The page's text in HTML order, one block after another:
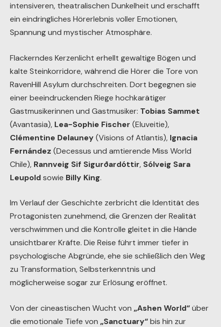
intensiveren, theatralischen Dunkelheit und erschafft
ein eindringliches Hörerlebnis voller Emotionen,
Spannung und mystischer Atmosphäre.
Flackerndes Kerzenlicht erhellt gewaltige Bögen und
kalte Steinkorridore, während die Hörer die Tore von
RavenHill Asylum durchschreiten. Dort begegnen sie
einer beeindruckenden Riege hochkarätiger
Gastmusikerinnen und Gastmusiker: Tobias Sammet
(Avantasia), Lea-Sophie Fischer (Eluveitie),
Clémentine Delauney (Visions of Atlantis), Ignacia
Fernández (Decessus und amtierende Miss World
Chile), Rannveig Sif Sigurðardóttir, Sólveig Sara
Leupoldsowie Billy King.
Im Verlauf der Geschichte zerbricht die Identität des
Protagonisten zunehmend, die Grenzen der Realität
verschwimmen und die Kontrolle gleitet in die Hände
unsichtbarer Kräfte. Die Reise führt immer tiefer in
psychologische Abgründe, ehe sie schließlich den Weg
zu Transformation, Selbsterkenntnis und
möglicherweise sogar zur Erlösung eröffnet.
Von der cineastischen Wucht von „Ashen World“über
die emotionale Tiefe von „Sanctuary“bis hin zur